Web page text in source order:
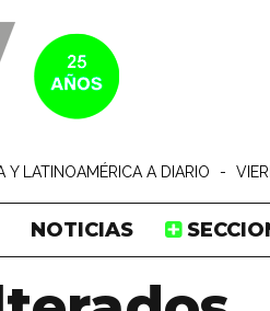
Y LATINOAMÉRICA A DIARIO -
NOTICIAS